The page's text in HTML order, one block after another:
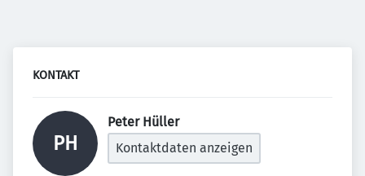
KONTAKT
PH
Peter Hüller
Kontaktdaten anzeigen